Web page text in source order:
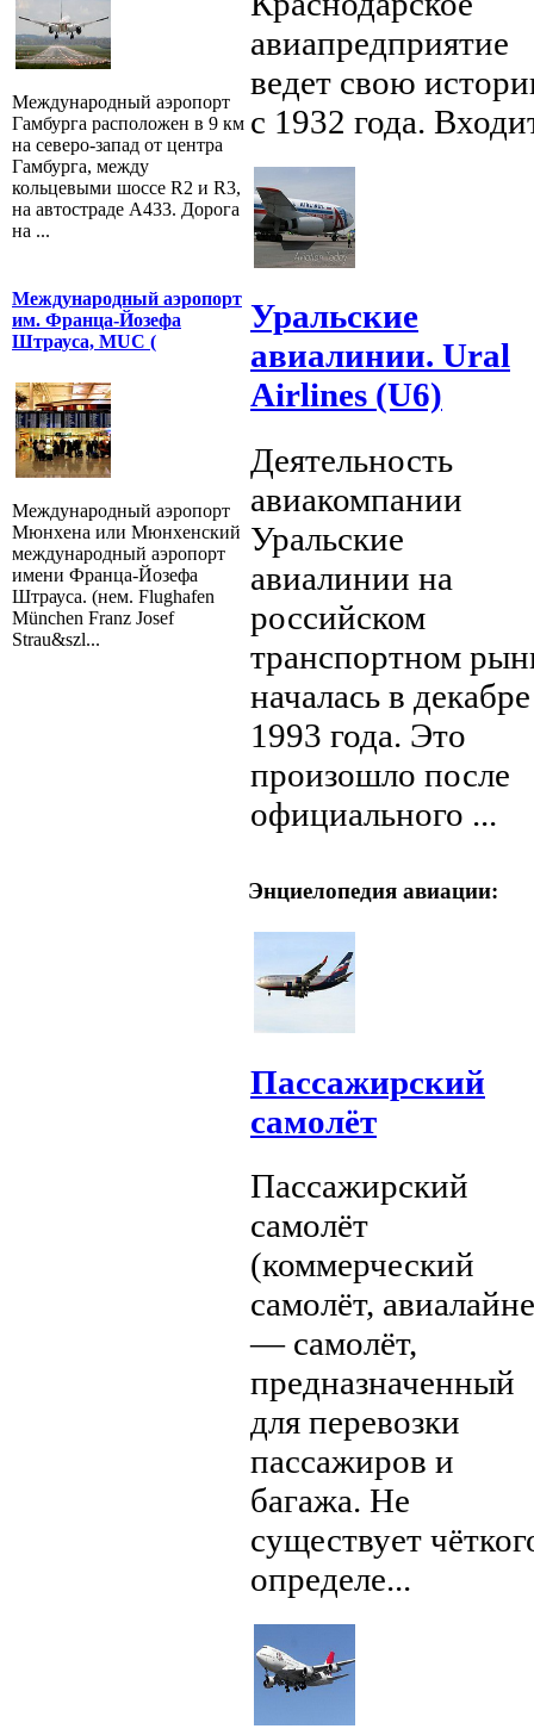
Международный аэропорт
Гамбурга расположен в 9 км
на северо-запад от центра
Гамбурга, между
кольцевыми шоссе R2 и R3,
на автостраде A433. Дорога
на ...
Международный аэропорт
им. Франца-Йозефа
Штрауса, MUC (
Международный аэропорт
Мюнхена или Мюнхенский
международный аэропорт
имени Франца-Йозефа
Штрауса. (нем. Flughafen
München Franz Josef
Strau&szl...
авиапредприятие
ведет свою
с 1932 года.
Уральские
авиалинии. Ural
Airlines (U6)
Деятельность
авиакомпании
Уральские
авиалинии на
российском
транспортном
началась в декабре
1993 года. Это
произошло после
официального ...
Энциелопедия авиации:
Пассажирский
самолёт
Пассажирский
самолёт
(коммерческий
самолёт,
— самолёт,
предназначенный
для перевозки
пассажиров и
багажа. Не
существует
определе...